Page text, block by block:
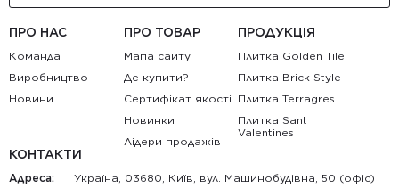
ПРО НАС
Команда
Виробництво
Новини
ПРО ТОВАР
Мапа сайту
Де купити?
Сертифікат якості
Новинки
Лідери продажів
ПРОДУКЦІЯ
Плитка Golden Tile
Плитка Brick Style
Плитка Terragres
Плитка Sant
Valentines
КОНТАКТИ
Адреса: Україна, 03680, Київ, вул. Машинобудівна, 50 (офіс)